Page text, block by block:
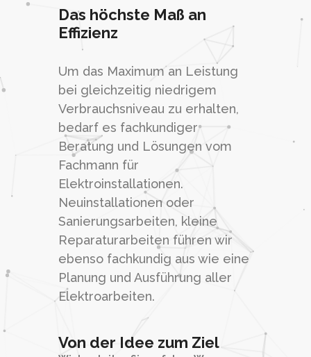
Das höchste Maß an
Effizienz
Um das Maximum an Leistung
bei gleichzeitig niedrigem
Verbrauchsniveau zu erhalten,
bedarf es fachkundiger
Beratung und Lösungen vom
Fachmann für
Elektroinstallationen.
Neuinstallationen oder
Sanierungsarbeiten, kleine
Reparaturarbeiten führen wir
ebenso fachkundig aus wie eine
Planung und Ausführung aller
Elektroarbeiten.
Von der Idee zum Ziel